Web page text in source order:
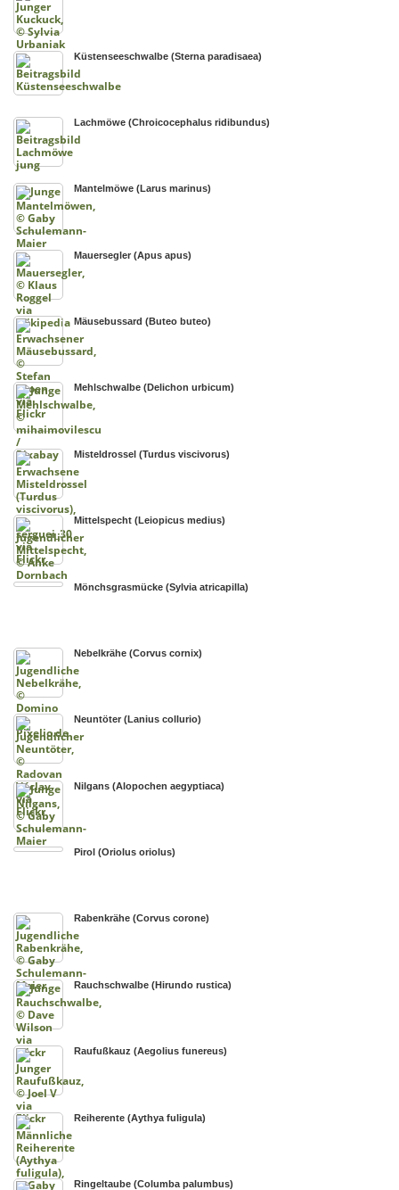
Küstenseeschwalbe (Sterna paradisaea)
Lachmöwe (Chroicocephalus ridibundus)
Mantelmöwe (Larus marinus)
Mauersegler (Apus apus)
Mäusebussard (Buteo buteo)
Mehlschwalbe (Delichon urbicum)
Misteldrossel (Turdus viscivorus)
Mittelspecht (Leiopicus medius)
Mönchsgrasmücke (Sylvia atricapilla)
Nebelkrähe (Corvus cornix)
Neuntöter (Lanius collurio)
Nilgans (Alopochen aegyptiaca)
Pirol (Oriolus oriolus)
Rabenkrähe (Corvus corone)
Rauchschwalbe (Hirundo rustica)
Raufußkauz (Aegolius funereus)
Reiherente (Aythya fuligula)
Ringeltaube (Columba palumbus)